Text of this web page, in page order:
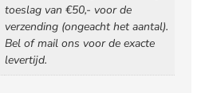
toeslag van €50,- voor de
verzending (ongeacht het aantal).
Bel of mail ons voor de exacte
levertijd.